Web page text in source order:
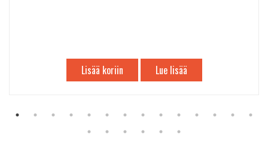
Lisää koriin Lue lisää